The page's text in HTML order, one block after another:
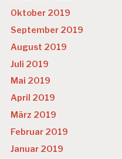
Oktober 2019
September 2019
August 2019
Juli 2019
Mai 2019
April 2019
März 2019
Februar 2019
Januar 2019